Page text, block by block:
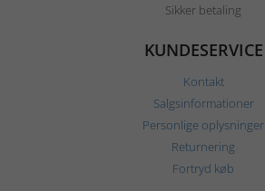
Sikker betaling
KUNDESERVICE
Kontakt
Salgsinformationer
Personlige oplysninger
Returnering
Fortryd køb